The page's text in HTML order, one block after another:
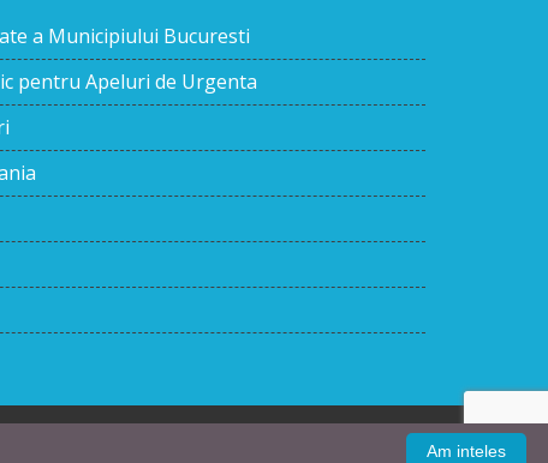
a Municipiului Bucuresti
pentru Apeluri de Urgenta
Am inteles